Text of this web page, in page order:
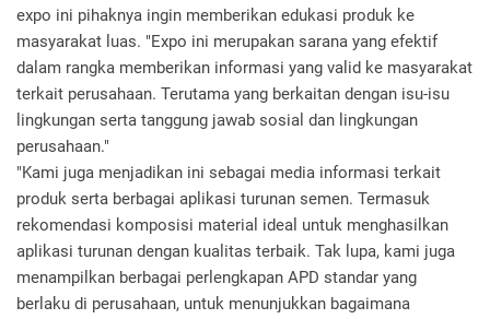
expo ini pihaknya ingin memberikan edukasi produk ke
masyarakat luas. "Expo ini merupakan sarana yang efektif
dalam rangka memberikan informasi yang valid ke masyarakat
terkait perusahaan. Terutama yang berkaitan dengan isu-isu
lingkungan serta tanggung jawab sosial dan lingkungan
perusahaan."
"Kami juga menjadikan ini sebagai media informasi terkait
produk serta berbagai aplikasi turunan semen. Termasuk
rekomendasi komposisi material ideal untuk menghasilkan
aplikasi turunan dengan kualitas terbaik. Tak lupa, kami juga
menampilkan berbagai perlengkapan APD standar yang
berlaku di perusahaan, untuk menunjukkan bagaimana